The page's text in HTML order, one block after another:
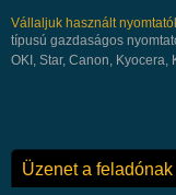
Vállaljuk használt
típusú gazdaságos
OKI, Star, Canon,
Üzenet a feladónak